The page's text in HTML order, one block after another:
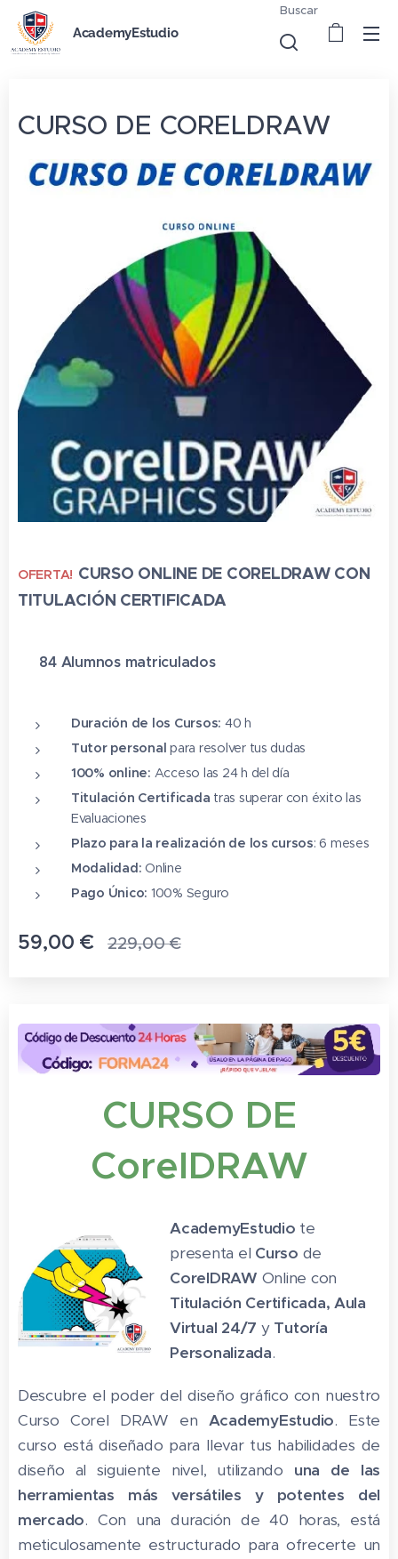
AcademyEstudio
Buscar
CURSO DE CORELDRAW
OFERTA! CURSO ONLINE DE CORELDRAW CON
TITULACIÓN CERTIFICADA
✔ 84 Alumnos matriculados
Duración de los Cursos: 40 h
Tutor personalpara resolver tus dudas
100% online: Acceso las 24 h del día
Titulación Certificada tras superar con éxito las
Evaluaciones
Plazo para la realización de los cursos: 6 meses
Modalidad: Online
Pago Único: 100% Seguro
59,00 € 229,00€
CURSO DE
CorelDRAW
AcademyEstudio te
presenta el Curso de
CorelDRAW Online con
Titulación Certificada, Aula
Virtual 24/7 yTutoría
Personalizada.
Descubre el poder del diseño gráfico con nuestro
Curso Corel DRAW en AcademyEstudio. Este
curso está diseñado para llevar tus habilidades de
diseño al siguiente nivel, utilizando una de las
herramientas más versátiles y potentes del
mercado. Con una duración de 40 horas, está
meticulosamente estructurado para ofrecerte un